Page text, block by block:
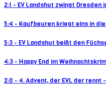
2:1 - EV Landshut zwingt Dresden
5:4 - Kaufbeuren kriegt eins in
5:3 - EV Landshut beißt den
4:3 - Happy End im
2:0 - 4. Advent, der EVL der